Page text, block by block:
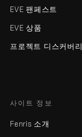
EVE 팬페스트
EVE 상품
프로젝트 디스커버리
사이트 정보
Fenris 소개